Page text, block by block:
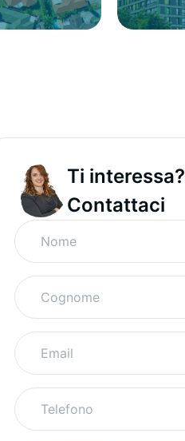
Ti interessa?
Contattaci